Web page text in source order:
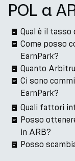
POL a
Qual è il tasso
Come posso
EarnPark?
Quanto
Ci sono
EarnPark?
Quali fattori
Posso
in ARB?
Posso